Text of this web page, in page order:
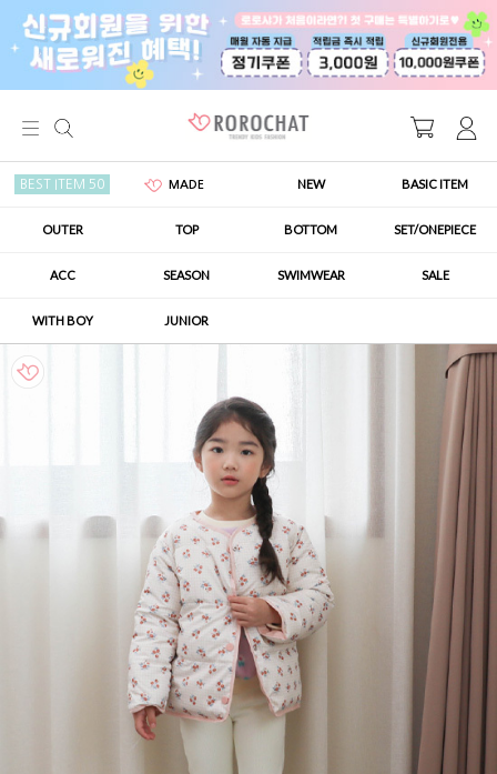
BEST ITEM 50 MADE NEW BASIC ITEM
OUTER TOP BOTTOM SET/ONEPIECE
ACC SEASON SWIMWEAR SALE
WITH BOY JUNIOR